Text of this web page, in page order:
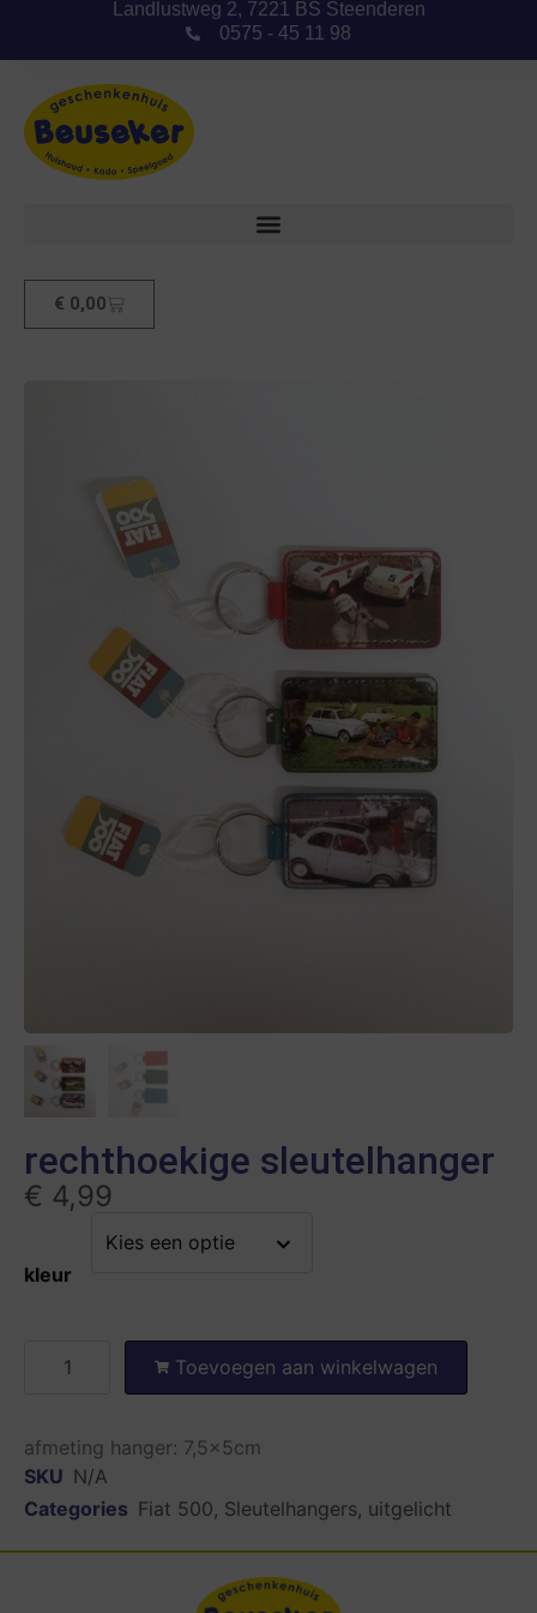
Landlustweg 2, 7221 BS Steenderen
0575 - 45 11 98
€ 0,00
rechthoekige sleutelhanger
€ 4,99
kleur
Toevoegen aan winkelwagen
afmeting hanger: 7,5x5cm
SKU N/A
Categories Fiat 500, Sleutelhangers, uitgelicht